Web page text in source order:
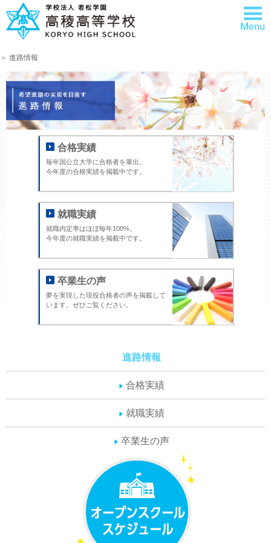
＞ 進路情報
合格実績
毎年国公立大学に合格者を輩出。
今年度の合格実績を掲載中です。
就職実績
就職内定率はほぼ毎年100%。
今年度の就職実績を掲載中です。
卒業生の声
夢を実現した現役合格者の声を掲載して
います。ぜひご覧ください。
進路情報
合格実績
就職実績
卒業生の声